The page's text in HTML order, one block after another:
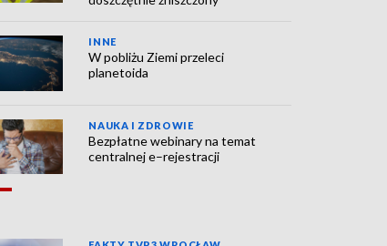
INNE
W pobliżu Ziemi przeleci
planetoida
NAUKA I ZDROWIE
Bezpłatne webinary na temat
centralnej e–rejestracji